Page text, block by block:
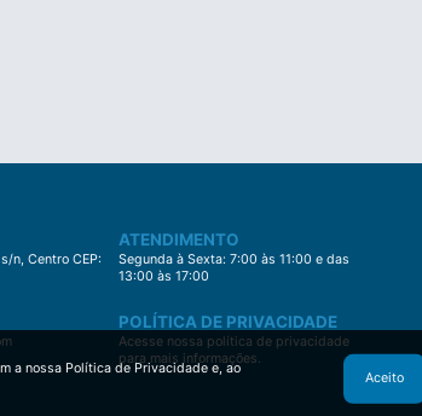
n, Centro CEP:
ATENDIMENTO
Segunda à Sexta: 7:00 às 11:00 e das
13:00 às 17:00
POLÍTICA DE PRIVACIDADE
Acesse nossa política de privacidade
para mais informações.
a nossa Política de Privacidade e, ao
Aceito